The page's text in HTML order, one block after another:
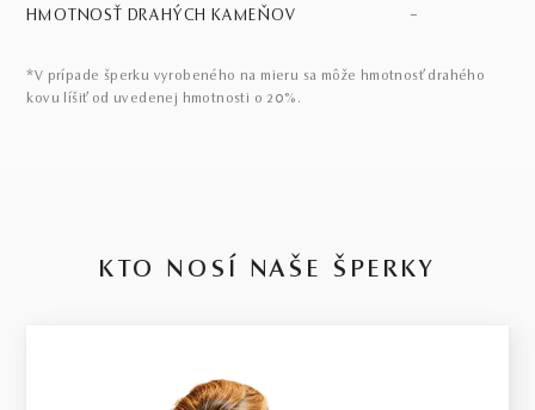
HMOTNOSŤ DRAHÝCH KAMEŇOV –
*V prípade šperku vyrobeného na mieru sa môže hmotnosť drahého
kovu líšiť od uvedenej hmotnosti o 20%.
KTO NOSÍ NAŠE ŠPERKY